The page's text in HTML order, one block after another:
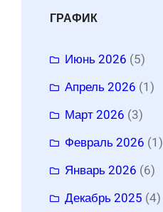
ГРАФИК
Июнь 2026 (5)
Апрель 2026 (1)
Март 2026 (3)
Февраль 2026 (1)
Январь 2026 (6)
Декабрь 2025 (4)